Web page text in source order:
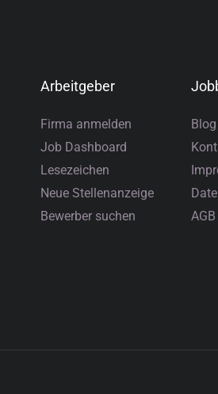
Arbeitgeber
Firma anmelden
Job Dashboard
Lesezeichen
Neue Stellenanzeige
Bewerber suchen
Blog
AGB